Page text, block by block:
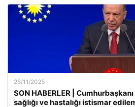
26/11/2025
SON HABERLER |
sağlığı ve hastalığı istismar